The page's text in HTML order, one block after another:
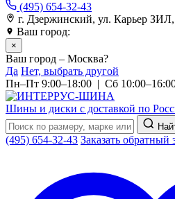
(495) 654-32-43
г. Дзержинский, ул. Карьер ЗИЛ,
Ваш город:
×
Ваш город – Москва?
Да Нет, выбрать другой
Пн–Пт 9:00–18:00 | Сб
Шины и диски с доставкой по
(495) 654-32-43 Заказать обратный